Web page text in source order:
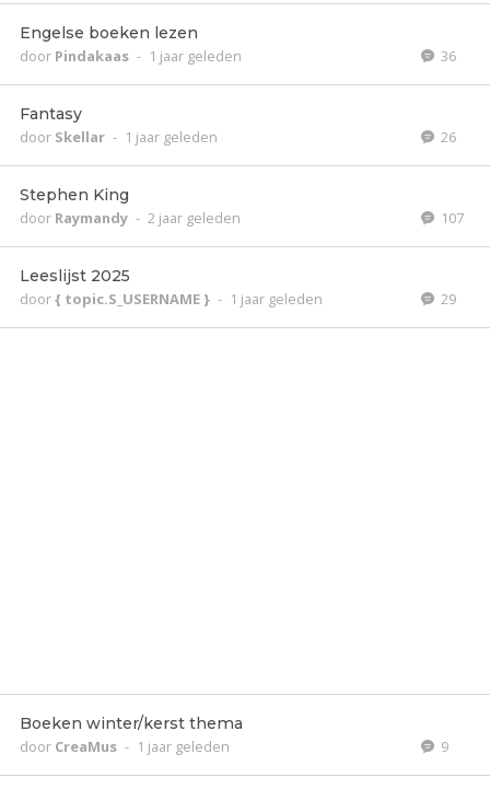
Engelse boeken lezen
door Pindakaas - 1 jaar geleden 36
Fantasy
door Skellar - 1 jaar geleden 26
Stephen King
door Raymandy - 2 jaar geleden 107
Leeslijst 2025
door{ topic.S_USERNAME } - 1 jaar geleden 29
Boeken winter/kerst thema
door CreaMus - 1 jaar geleden 9